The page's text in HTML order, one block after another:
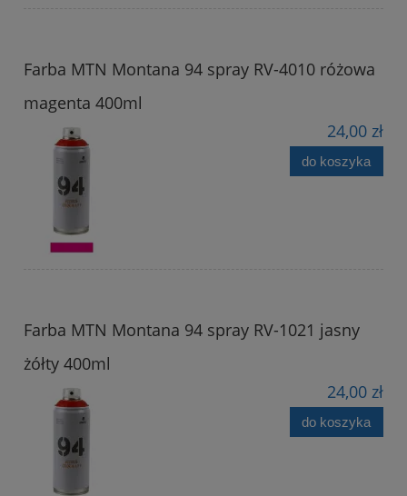
Farba MTN Montana 94 spray RV-4010 różowa
magenta 400ml
24,00 zł
do koszyka
Farba MTN Montana 94 spray RV-1021 jasny
żółty 400ml
24,00 zł
do koszyka